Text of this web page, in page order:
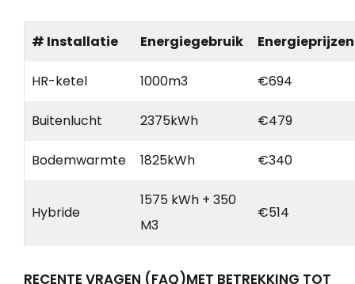
# Installatie Energiegebruik Energieprijzen
HR-ketel 1000m3 €694
Buitenlucht 2375kWh €479
Bodemwarmte 1825kWh €340
Hybride
1575 kWh + 350
M3
€514
RECENTE VRAGEN (FAQ)MET BETREKKING TOT